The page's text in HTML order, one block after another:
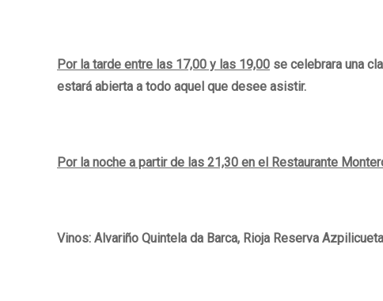
Por la tarde entre las 17,00 y las 19,00 se celebrara una
estará abierta a todo aquel que desee asistir.
Por la noche a partir de las 21,30 en el Restaurante
Vinos: Alvariño Quintela da Barca, Rioja Reserva